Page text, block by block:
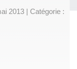
2013 Catégorie :